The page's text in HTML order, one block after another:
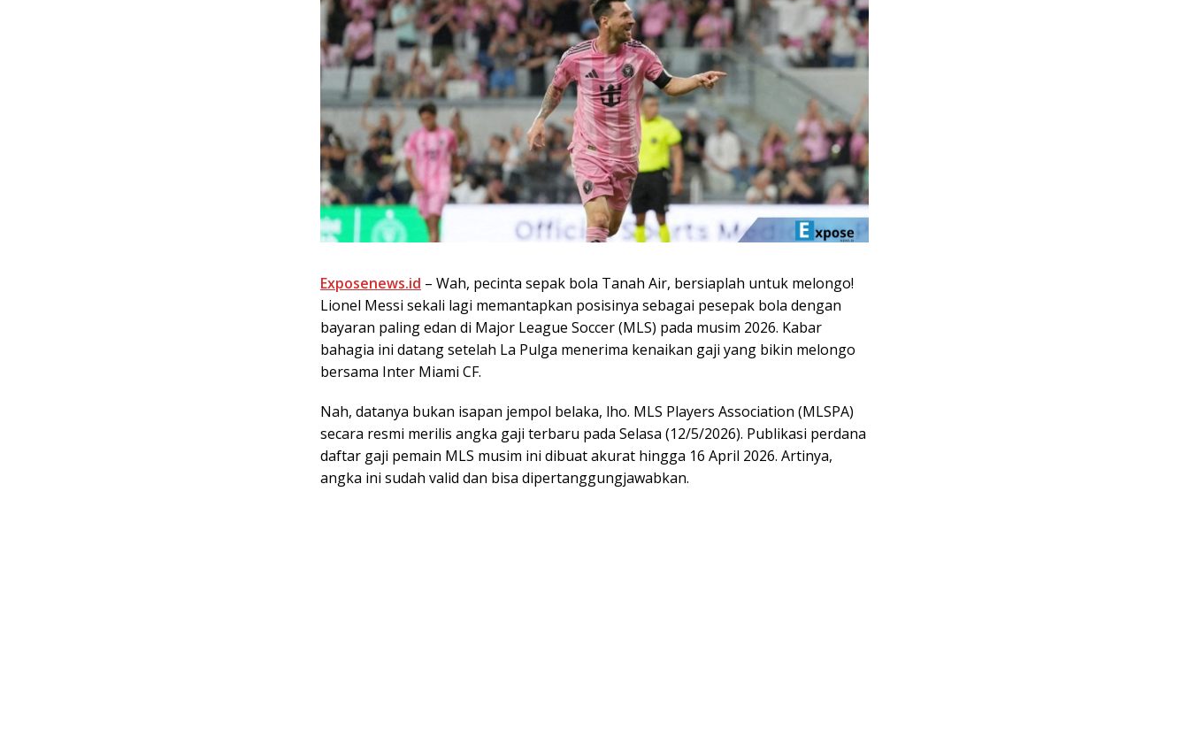
Exposenews.id – Wah, pecinta sepak bola Tanah Air, bersiaplah untuk melongo!
Lionel Messi sekali lagi memantapkan posisinya sebagai pesepak bola dengan
bayaran paling edan di Major League Soccer (MLS) pada musim 2026. Kabar
bahagia ini datang setelah La Pulga menerima kenaikan gaji yang bikin melongo
bersama Inter Miami CF.
Nah, datanya bukan isapan jempol belaka, lho. MLS Players Association (MLSPA)
secara resmi merilis angka gaji terbaru pada Selasa (12/5/2026). Publikasi perdana
daftar gaji pemain MLS musim ini dibuat akurat hingga 16 April 2026. Artinya,
angka ini sudah valid dan bisa dipertanggungjawabkan.